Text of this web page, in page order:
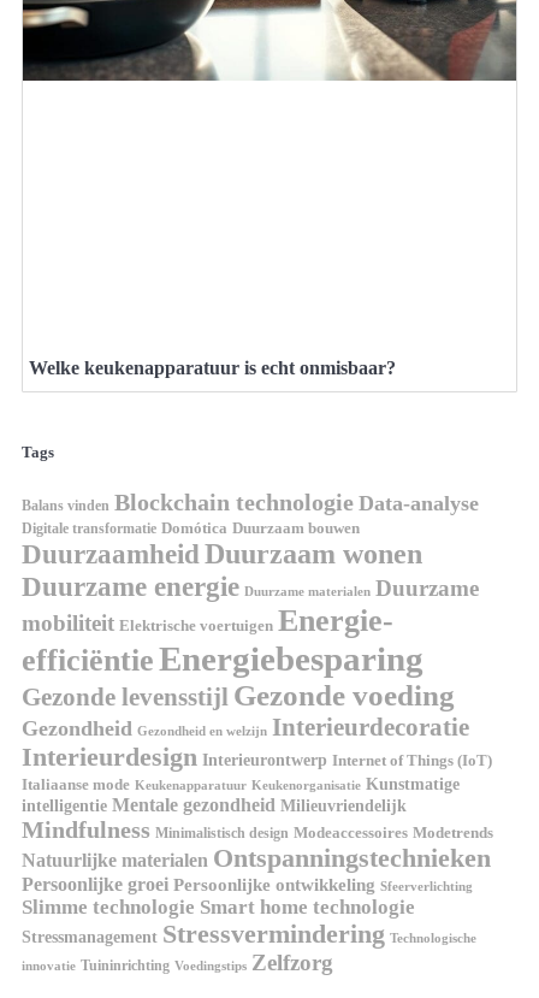
Welke keukenapparatuur is echt onmisbaar?
Tags
Balans vinden Blockchain technologie Data-analyse
Digitale transformatie Domótica Duurzaam bouwen
Duurzaamheid Duurzaam wonen
Duurzame energie Duurzame materialen Duurzame
mobiliteit Elektrische voertuigen Energie-
efficiëntieEnergiebesparing
Gezonde levensstijl Gezonde voeding
Gezondheid Gezondheid en welzijn Interieurdecoratie
Interieurdesign Interieurontwerp Internet of Things (IoT)
Italiaanse mode Keukenapparatuur Keukenorganisatie Kunstmatige
intelligentie Mentale gezondheid Milieuvriendelijk
Mindfulness Minimalistisch design Modeaccessoires Modetrends
Natuurlijke materialen Ontspanningstechnieken
Persoonlijke groei Persoonlijke ontwikkeling Sfeerverlichting
Slimme technologie Smart home technologie
Stressmanagement Stressvermindering Technologische
innovatie Tuininrichting Voedingstips Zelfzorg